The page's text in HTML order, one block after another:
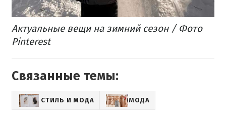
Актуальные вещи на зимний сезон / Фото
Pinterest
Связанные темы:
СТИЛЬ И МОДА МОДА